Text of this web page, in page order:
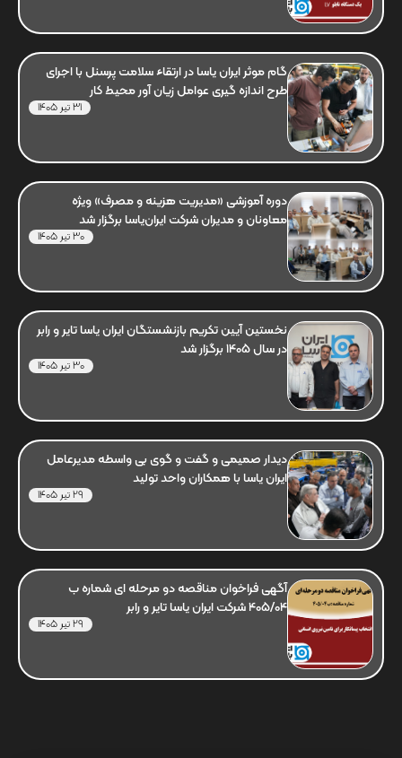
گام موثر ایران یاسا در ارتقاء سلامت پرسنل با اجرای
طرح اندازه گیری عوامل زیان آور محیط کار
31 تیر 1405
دوره آموزشی «مدیریت هزینه و مصرف» ویژه
معاونان و مدیران شرکت ایران‌یاسا برگزار شد
30 تیر 1405
نخستین آیین تکریم بازنشستگان ایران یاسا تایر و رابر
در سال 1405 برگزار شد
30 تیر 1405
دیدار صمیمی و گفت و گوی بی واسطه مدیرعامل
ایران یاسا با همکاران واحد تولید
29 تیر 1405
آگهی فراخوان مناقصه دو مرحله ای شماره ب
405/04 شرکت ایران یاسا تایر و رابر
29 تیر 1405